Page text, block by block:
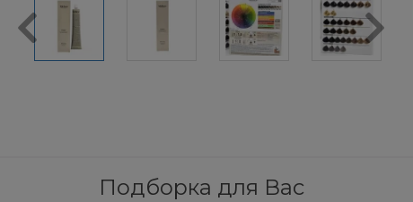
Подборка для Вас